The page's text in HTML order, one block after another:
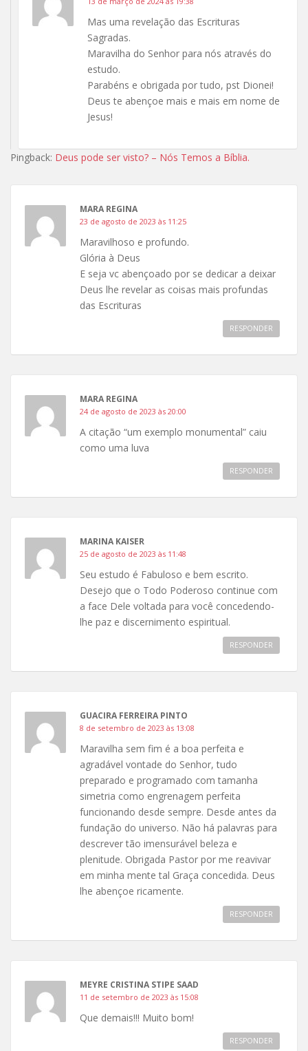
Mas uma revelação das Escrituras
Sagradas.
Maravilha do Senhor para nós através do
estudo.
Parabéns e obrigada por tudo, pst Dionei!
Deus te abençoe mais e mais em nome de
Jesus!
Pingback: Deus pode ser visto? – Nós Temos a Bíblia.
MARA REGINA
23 de agosto de 2023 às 11:25
Maravilhoso e profundo.
Glória à Deus
E seja vc abençoado por se dedicar a deixar
Deus lhe revelar as coisas mais profundas
das Escrituras
RESPONDER
MARA REGINA
24 de agosto de 2023 às 20:00
A citação “um exemplo monumental” caiu
como uma luva
RESPONDER
MARINA KAISER
25 de agosto de 2023 às 11:48
Seu estudo é Fabuloso e bem escrito.
Desejo que o Todo Poderoso continue com
a face Dele voltada para você concedendo-
lhe paz e discernimento espiritual.
RESPONDER
GUACIRA FERREIRA PINTO
8 de setembro de 2023 às 13:08
Maravilha sem fim é a boa perfeita e
agradável vontade do Senhor, tudo
preparado e programado com tamanha
simetria como engrenagem perfeita
funcionando desde sempre. Desde antes da
fundação do universo. Não há palavras para
descrever tão imensurável beleza e
plenitude. Obrigada Pastor por me reavivar
em minha mente tal Graça concedida. Deus
lhe abençoe ricamente.
RESPONDER
MEYRE CRISTINA STIPE SAAD
11 de setembro de 2023 às 15:08
Que demais!!! Muito bom!
RESPONDER